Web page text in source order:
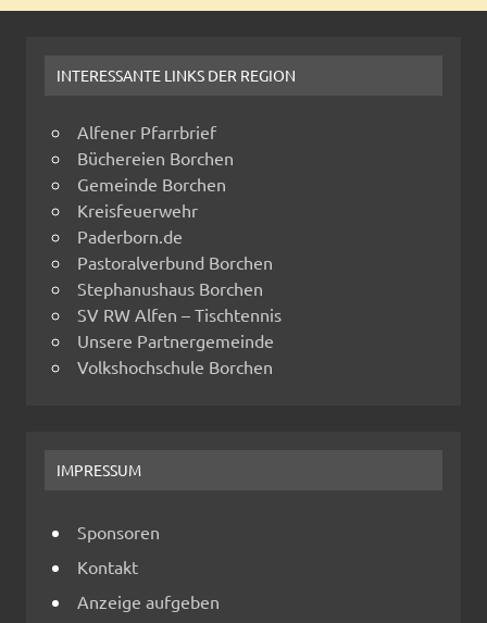
INTERESSANTE LINKS DER REGION
Alfener Pfarrbrief
Büchereien Borchen
Gemeinde Borchen
Kreisfeuerwehr
Paderborn.de
Pastoralverbund Borchen
Stephanushaus Borchen
SV RW Alfen – Tischtennis
Unsere Partnergemeinde
Volkshochschule Borchen
IMPRESSUM
Sponsoren
Kontakt
Anzeige aufgeben